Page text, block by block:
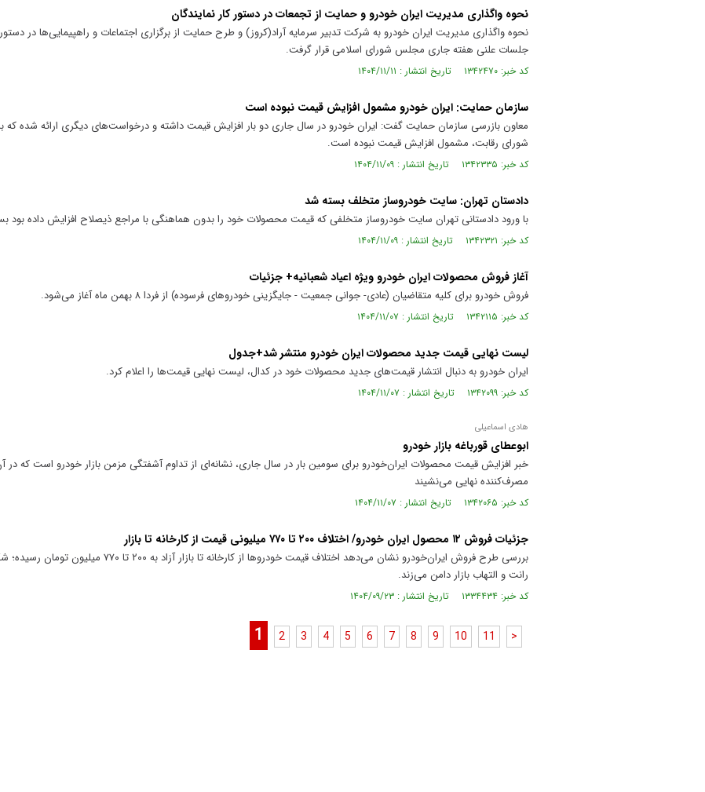
نحوه واگذاری مدیریت ایران خودرو و حمایت از تجمعات در دستور کار نمایندگان
نحوه واگذاری مدیریت ایران خودرو به شرکت تدبیر سرمایه آراد(کروز) و طرح حمایت از برگزاری اجتماعات و راهپیمایی‌ها در دستور
جلسات علنی هفته جاری مجلس شورای اسلامی قرار گرفت.
کد خبر: ۱۳۴۲۴۷۰ تاریخ انتشار : ۱۴۰۴/۱۱/۱۱
سازمان حمایت: ایران خودرو مشمول افزایش قیمت نبوده است
معاون بازرسی سازمان حمایت گفت: ایران خودرو در سال جاری دو بار افزایش قیمت داشته و درخواست‌های دیگری ارائه شده که
شورای رقابت، مشمول افزایش قیمت نبوده است.
کد خبر: ۱۳۴۲۳۳۵ تاریخ انتشار : ۱۴۰۴/۱۱/۰۹
دادستان تهران: سایت خودروساز متخلف بسته شد
با ورود دادستانی تهران سایت خودروساز متخلفی که قیمت محصولات خود را بدون هماهنگی با مراجع ذیصلاح افزایش داده بود
کد خبر: ۱۳۴۲۳۲۱ تاریخ انتشار : ۱۴۰۴/۱۱/۰۹
آغاز فروش محصولات ایران خودرو ویژه اعیاد شعبانیه+ جزئیات
فروش خودرو برای کلیه متقاضیان (عادی- جوانی جمعیت - جایگزینی خودرو‌های فرسوده) از فردا ۸ بهمن ماه آغاز می‌شود.
کد خبر: ۱۳۴۲۱۱۵ تاریخ انتشار : ۱۴۰۴/۱۱/۰۷
لیست نهایی قیمت جدید محصولات ایران خودرو منتشر شد+جدول
ایران خودرو به دنبال انتشار قیمت‌های جدید محصولات خود در کدال، لیست نهایی قیمت‌ها را اعلام کرد.
کد خبر: ۱۳۴۲۰۹۹ تاریخ انتشار : ۱۴۰۴/۱۱/۰۷
هادی اسماعیلی
ابوعطای قورباغه بازار خودرو
خبر افزایش قیمت محصولات ایران‌خودرو برای سومین بار در سال جاری، نشانه‌ای از تداوم آشفتگی مزمن بازار خودرو است که در
مصرف‌کننده نهایی می‌نشیند
کد خبر: ۱۳۴۲۰۶۵ تاریخ انتشار : ۱۴۰۴/۱۱/۰۷
جزئیات فروش ۱۲ محصول ایران خودرو/ اختلاف ۲۰۰ تا ۷۷۰ میلیونی قیمت از کارخانه تا بازار
بررسی طرح فروش ایران‌خودرو نشان می‌دهد اختلاف قیمت خودرو‌ها از کارخانه تا
رانت و التهاب بازار دامن می‌زند.
کد خبر: ۱۳۳۴۴۳۴ تاریخ انتشار : ۱۴۰۴/۰۹/۲۳
1 2 3 4 5 6 7 8 9 10 11 >